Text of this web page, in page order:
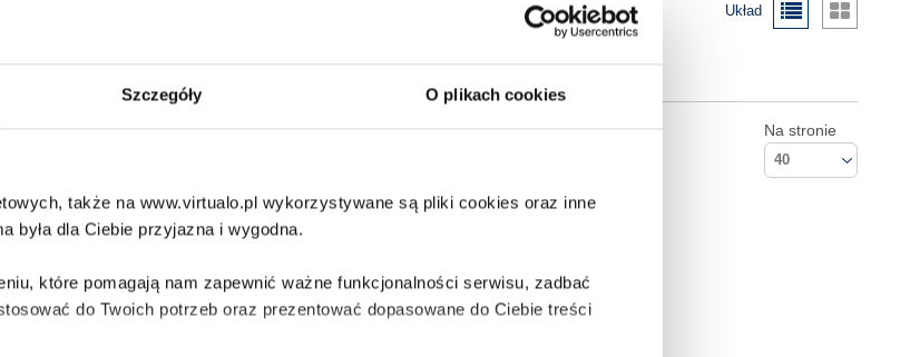
Szczegóły O plikach cookies
także na www.virtualo.pl wykorzystywane są pliki cookies oraz inne
była dla Ciebie przyjazna i wygodna.
które pomagają nam zapewnić ważne funkcjonalności serwisu, zadbać
do Twoich potrzeb oraz prezentować dopasowane do Ciebie treści
Układ
Na stronie
40